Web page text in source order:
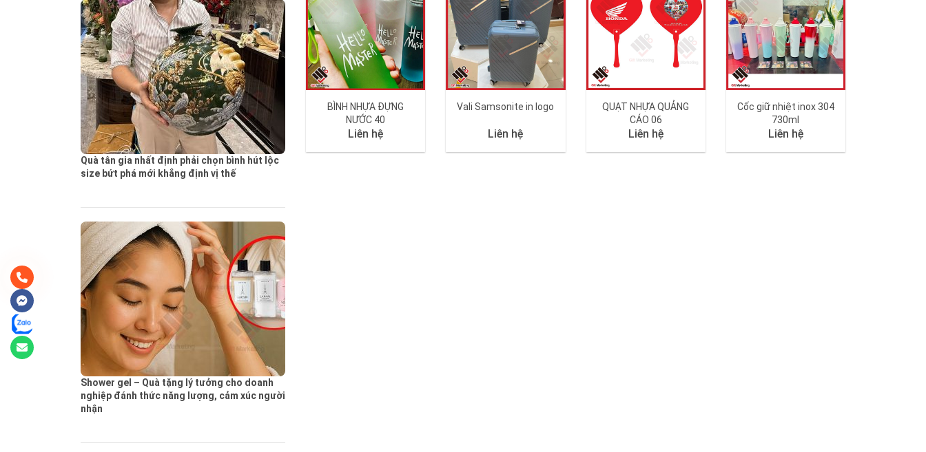
BÌNH NHỰA ĐỰNG
NƯỚC 40
Liên hệ
Vali Samsonite in logo
Liên hệ
QUẠT NHỰA QUẢNG
CÁO 06
Liên hệ
Cốc giữ nhiệt inox 304
730ml
Liên hệ
Quà tân gia nhất định phải chọn bình hút lộc
size bứt phá mới khẳng định vị thế
Shower gel – Quà tặng lý tưởng cho doanh
nghiệp đánh thức năng lượng, cảm xúc người
nhận